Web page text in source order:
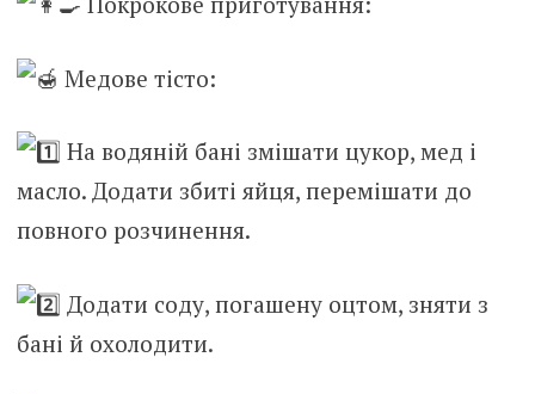
Медове тісто:
На водяній бані змішати цукор, мед і
масло. Додати збиті яйця, перемішати до
повного розчинення.
Додати соду, погашену оцтом, зняти з
бані й охолодити.